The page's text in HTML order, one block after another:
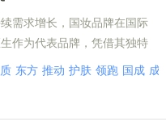
需求增长，国妆品牌在国际
作为代表品牌，凭借其独特
中国成分在美妆行业的高质
东方 推动 护肤 领跑 国成 成分